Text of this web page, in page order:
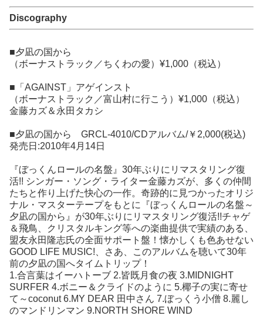
Discography
■夕凪の国から
（ボーナストラック／ちくわの愛）¥1,000（税込）
■「AGAINST」アゲインスト
（ボーナストラック／富山村に行こう）¥1,000（税込）
金藤カズ＆永田タカシ
■夕凪の国から GRCL-4010/CDアルバム/￥2,000(税込)
発売日:2010年4月14日
『ぼっくんロールの名盤』30年ぶりにリマスタリング復
活!! シンガー・ソング・ライター金藤カズが、多くの仲間
たちと作り上げた快心の一作。奇跡的に見つかったオリジ
ナル・マスターテープをもとに『ぼっくんロールの名盤～
夕凪の国から』が30年ぶりにリマスタリング復活!!チャゲ
＆飛鳥、クリスタルキング等への楽曲提供で実績のある、
盟友永田隆志氏の全面サポート盤！懐かしくも色あせない
GOOD LIFE MUSIC!、さあ、このアルバムを聴いて30年
前の夕凪の国へタイムトリップ！
1.合言葉はイーハトーブ 2.皆既月食の夜 3.MIDNIGHT
SURFER 4.ボニー＆クライドのように 5.椰子の実に寄せ
て～coconut 6.MY DEAR 田中さん 7.ぼっくう小僧 8.麗し
のマンドリンマン 9.NORTH SHORE WIND